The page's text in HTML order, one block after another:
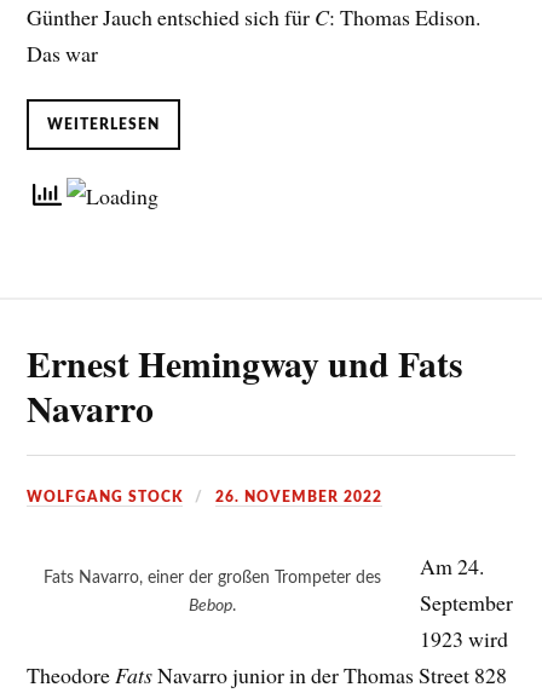
Günther Jauch entschied sich für C: Thomas Edison.
Das war
WEITERLESEN
Ernest Hemingway und Fats
Navarro
WOLFGANG STOCK 26. NOVEMBER 2022
Fats Navarro, einer der großen Trompeter des
Bebop.
Am 24.
September
1923 wird
TheodoreFatsNavarro junior in der Thomas Street 828